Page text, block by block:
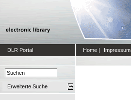
DLR Portal Home | Impressum
Erweiterte Suche